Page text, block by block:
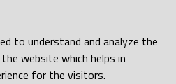
to understand and analyze the
website which helps in
for the visitors.